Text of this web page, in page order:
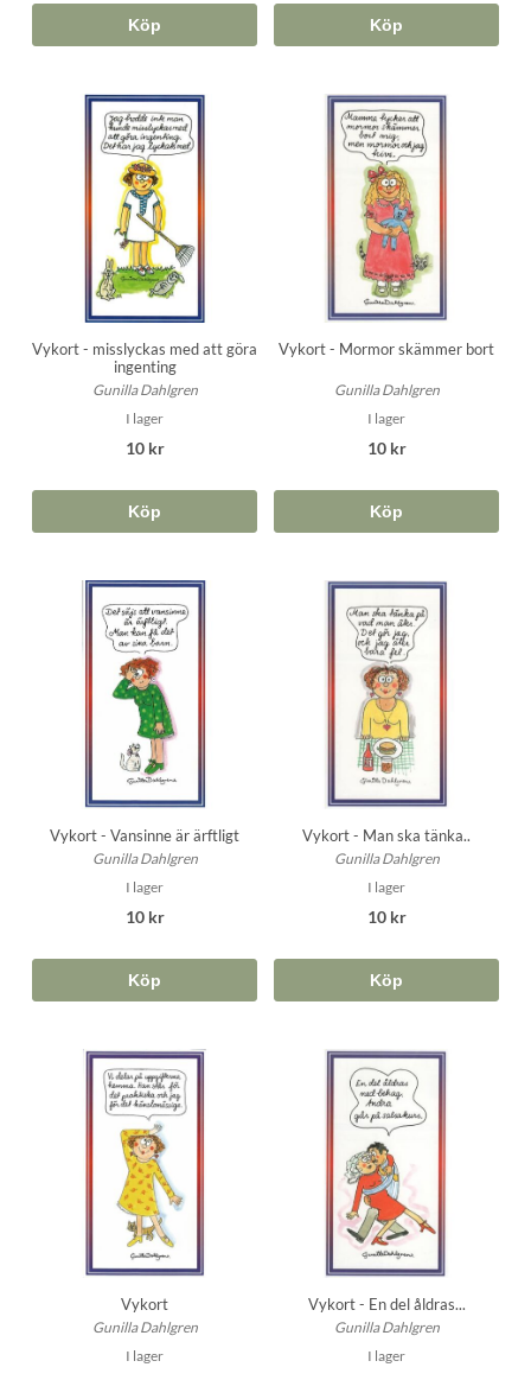
Köp Köp
Vykort - misslyckas med att göra
ingenting
Gunilla Dahlgren
I lager
10 kr
Köp
Vykort - Mormor skämmer bort
Gunilla Dahlgren
I lager
10 kr
Köp
Vykort - Vansinne är ärftligt
Gunilla Dahlgren
I lager
10 kr
Köp
Vykort - Man ska tänka..
Gunilla Dahlgren
I lager
10 kr
Köp
Vykort
Gunilla Dahlgren
I lager
Vykort - En del åldras...
Gunilla Dahlgren
I lager